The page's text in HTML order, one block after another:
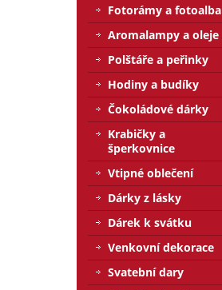
Fotorámy a fotoalba
Aromalampy a oleje
Polštáře a peřinky
Hodiny a budíky
Čokoládové dárky
Krabičky a
šperkovnice
Vtipné oblečení
Dárky z lásky
Dárek k svátku
Venkovní dekorace
Svatební dary